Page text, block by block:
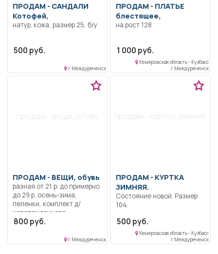
ПРОДАМ - САНДАЛИ
Котофей,
натур. кожа, размер 25, б/у
500 руб.
г Междуреченск
ПРОДАМ - ПЛАТЬЕ
блестящее,
на рост 128
1 000 руб.
Кемеровская область - Кузбасс
г Междуреченск
продам - вещи, обувь
ПРОДАМ - ВЕЩИ, обувь
разная от 21 р. до примерно
до 29 р. осень-зима,
пеленки, комплект д/
новорожденного,
комбинезоны от 0 до 3-4
молокоотсос, погремушки.
800 руб.
г Междуреченск
продам - куртка зимняя.
ПРОДАМ - КУРТКА
ЗИМНЯЯ.
Состояние новой. Размер
104.
500 руб.
Кемеровская область - Кузбасс
г Междуреченск